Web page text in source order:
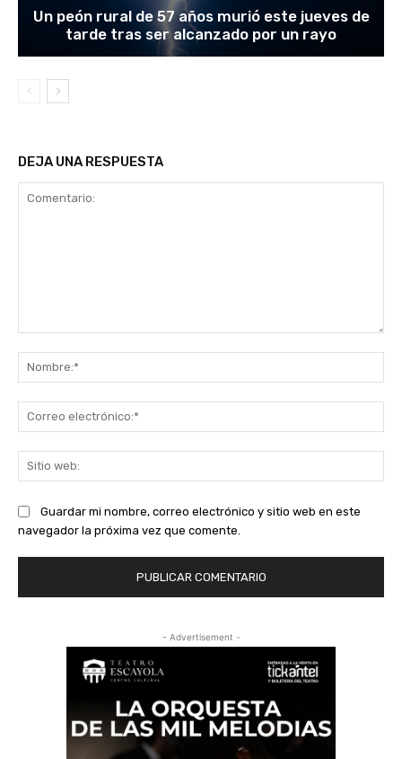
Un peón rural de 57 años murió este jueves de
tarde tras ser alcanzado por un rayo
DEJA UNA RESPUESTA
Guardar mi nombre, correo electrónico y sitio web en este
navegador la próxima vez que comente.
- Advertisement -